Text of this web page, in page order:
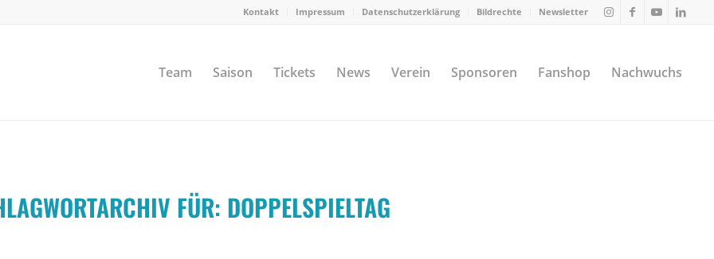
Kontakt Impressum Datenschutzerklärung Bildrechte Newsletter
Team Saison Tickets News Verein Sponsoren Fanshop Nachwuchs
FÜR: DOPPELSPIELTAG